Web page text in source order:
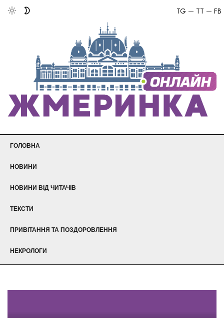
FB
TT
TG
ГОЛОВНА
НОВИНИ
НОВИНИ ВІД ЧИТАЧІВ
ТЕКСТИ
ПРИВІТАННЯ ТА ПОЗДОРОВЛЕННЯ
НЕКРОЛОГИ